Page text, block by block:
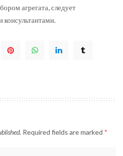
агрегата, следует
консультантами.
Required fields are marked *